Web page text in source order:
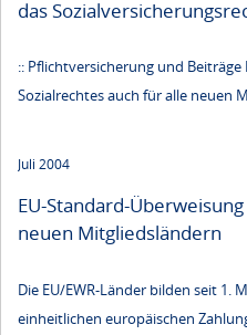
das
:: Pflichtversicherung und
Sozialrechtes auch für alle neuen
Juli 2004
EU-Standard-
neuen Mitgliedsländern
Die EU/EWR-Länder bilden seit 1.
einheitlichen europäischen